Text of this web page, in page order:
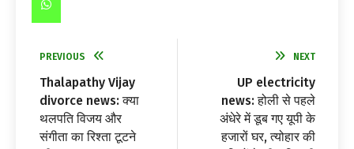
PREVIOUS
Thalapathy Vijay
divorce news: क्या
थलपति विजय और
संगीता का रिश्ता टूटने
NEXT
UP electricity
news: होली से पहले
अंधेरे में डूब गए यूपी के
हजारों घर, त्योहार की